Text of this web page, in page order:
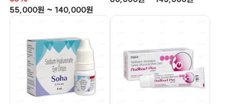
55,000원 ~ 140,000원